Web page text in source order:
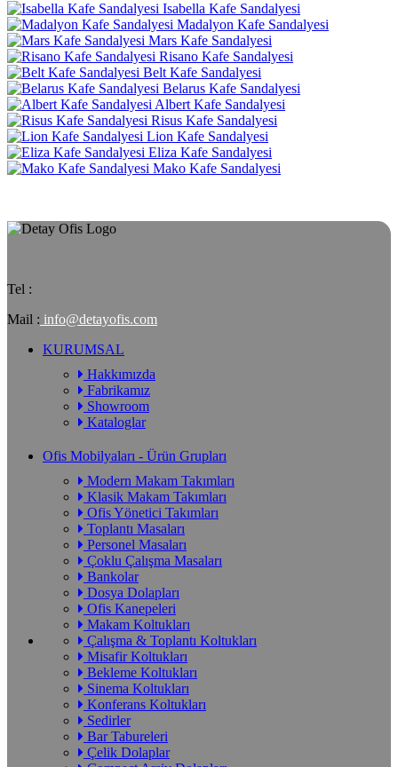
Isabella Kafe Sandalyesi
Madalyon Kafe Sandalyesi
Mars Kafe Sandalyesi
Risano Kafe Sandalyesi
Belt Kafe Sandalyesi
Belarus Kafe Sandalyesi
Albert Kafe Sandalyesi
Risus Kafe Sandalyesi
Lion Kafe Sandalyesi
Eliza Kafe Sandalyesi
Mako Kafe Sandalyesi
Tel :
Mail : info@detayofis.com
KURUMSAL
Hakkımızda
Fabrikamız
Showroom
Kataloglar
Ofis Mobilyaları - Ürün Grupları
Modern Makam Takımları
Klasik Makam Takımları
Ofis Yönetici Takımları
Toplantı Masaları
Personel Masaları
Çoklu Çalışma Masaları
Bankolar
Dosya Dolapları
Ofis Kanepeleri
Makam Koltukları
Çalışma & Toplantı Koltukları
Misafir Koltukları
Bekleme Koltukları
Sinema Koltukları
Konferans Koltukları
Sedirler
Bar Tabureleri
Çelik Dolaplar